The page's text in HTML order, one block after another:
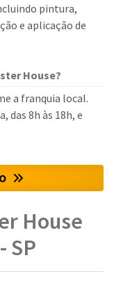
pintura,
e aplicação de
House?
a franquia local.
das 8h às 18h, e
House
SP